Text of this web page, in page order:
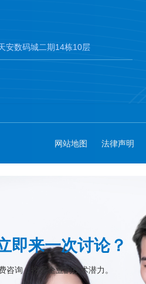
安数码城二期14栋10层
网站地图 法律声明
即来一次讨论？
咨询，挖掘企业的技术潜力。